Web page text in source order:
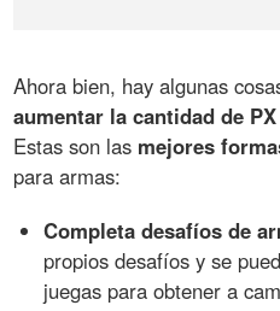
Ahora bien, hay algunas
aumentar la cantidad de
Estas son las mejores
para armas:
Completa desafíos de
propios desafíos y se
juegas para obtener a